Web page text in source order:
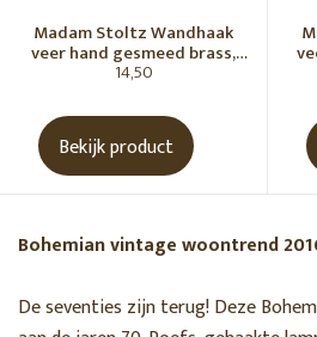
Cadeautjes â‚¬15,- t/m â‚¬25,-
The best xmas presents
SORTEREN OP
Meest bekeken
MERK
Alle merken
Madam Stoltz Wandhaak
veer hand gesmeed brass,
rotan 19 cm
14,50
Bekijk product
Bohemian vintage woontrend
De seventies zijn terug! Deze